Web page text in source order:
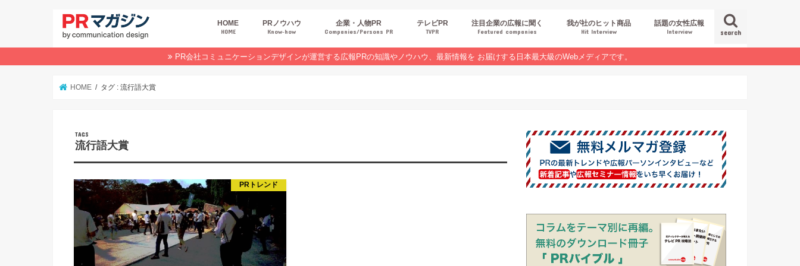
search
HOME
HOME
PRノウハウ
Know‐how
広報スキルUP
商品・サービスPR
デジタルPR
PRトレンド
イベントPR
業界コラム
オンラインセミナーレポート
企業・人物PR
Companies/Persons PR
テレビPR
TVPR
注目企業の広報に聞く
Featured companies
我が社のヒット商品
Hit Interview
話題の女性広報
Interview
PR会社コミュニケーションデザインが運営する広報PRの知識やノウハウ、最新情報を お届けする日本最大級のWebメディアです。
HOME タグ : 流行語大賞
流行語大賞
PRトレンド